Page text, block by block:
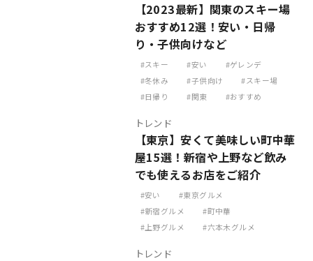
【2023最新】関東のスキー場
おすすめ12選！安い・日帰
り・子供向けなど
スキー 安い
ゲレンデ
冬休み
子供向け
スキー場
日帰り
関東 おすすめ
トレンド
【東京】安くて美味しい町中華
屋15選！新宿や上野など飲み
でも使えるお店をご紹介
安い
東京グルメ
新宿グルメ
町中華
上野グルメ
六本木グルメ
トレンド